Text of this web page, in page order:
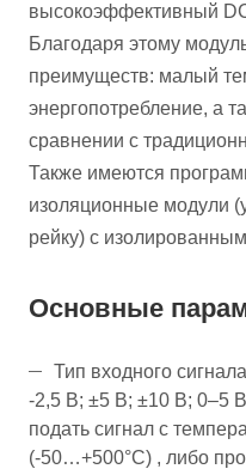
высокоэффективный
Благодаря этому
преимуществ: малый
энергопотребление, а
сравнении с
Также имеются
изоляционные модули
рейку) с
Основные
Тип входного
-2,5 В; ±5 В; ±10 В; 0–5
подать сигнал с
(-50…+500°C) , либо